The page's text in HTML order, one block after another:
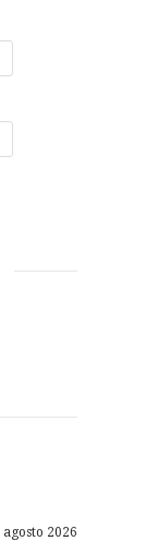
agosto 2026